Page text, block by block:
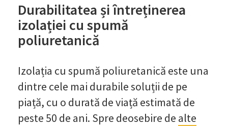
Durabilitatea și întreținerea
izolației cu spumă
poliuretanică
Izolația cu spumă poliuretanică este una
dintre cele mai durabile soluții de pe
piață, cu o durată de viață estimată de
peste 50 de ani. Spre deosebire de alte